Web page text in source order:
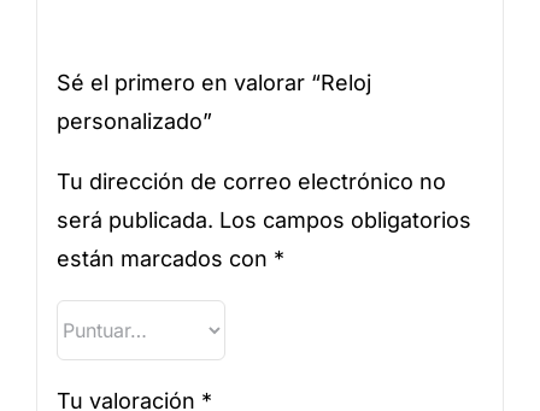
Sé el primero en valorar “Reloj
personalizado”
Tu dirección de correo electrónico no
será publicada. Los campos obligatorios
están marcados con *
Tu valoración *